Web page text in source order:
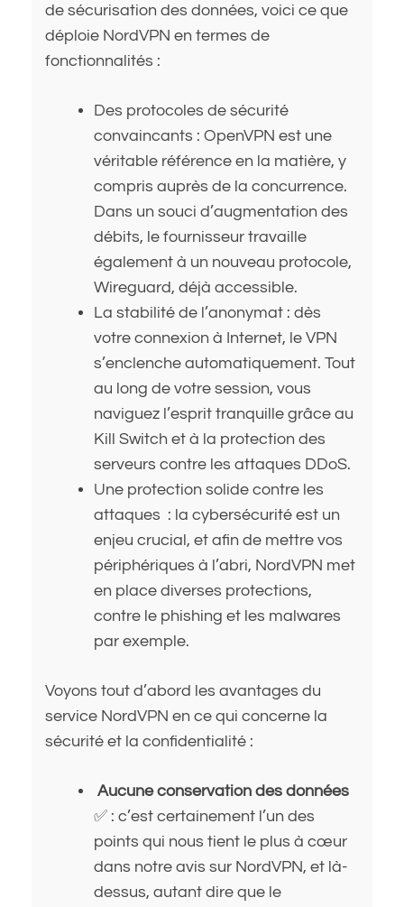
de sécurisation des données, voici ce que
déploie NordVPN en termes de
fonctionnalités :
Des protocoles de sécurité
convaincants : OpenVPN est une
véritable référence en la matière, y
compris auprès de la concurrence.
Dans un souci d’augmentation des
débits, le fournisseur travaille
également à un nouveau protocole,
Wireguard, déjà accessible.
La stabilité de l’anonymat : dès
votre connexion à Internet, le VPN
s’enclenche automatiquement. Tout
au long de votre session, vous
naviguez l’esprit tranquille grâce au
Kill Switch et à la protection des
serveurs contre les attaques DDoS.
Une protection solide contre les
attaques : la cybersécurité est un
enjeu crucial, et afin de mettre vos
périphériques à l’abri, NordVPN met
en place diverses protections,
contre le phishing et les malwares
par exemple.
Voyons tout d’abord les avantages du
service NordVPN en ce qui concerne la
sécurité et la confidentialité :
Aucune conservation des données
✅ : c’est certainement l’un des
points qui nous tient le plus à cœur
dans notre avis sur NordVPN, et là-
dessus, autant dire que le